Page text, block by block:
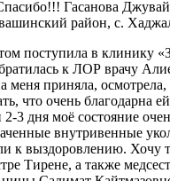
Гасанова
район, с.
поступила в клинику
к ЛОР врачу
меня приняла, осмотрела,
что очень благодарна
3 дня моё состояние
внутривенные
к выздоровлению. Хочу
Тирене, а также